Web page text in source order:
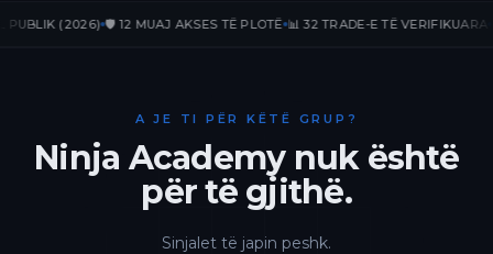
(2026) 🛡️ 12 MUAJ AKSES TË PLOTË 📊 32 TRADE-E TË VERIFIKUARA 📈
A JE TI PËR KËTË GRUP?
Ninja Academy nuk është
për të gjithë.
Sinjalet të japin peshk.